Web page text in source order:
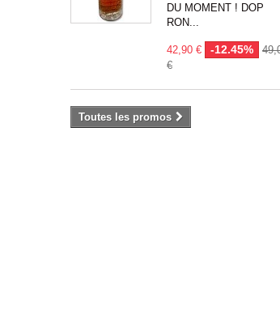
DU MOMENT ! DOP
RON...
42,90 € -12.45%
€
Toutes les promos